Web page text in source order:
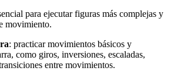
para ejecutar figuras más complejas y
movimiento.
: practicar movimientos básicos y
como giros, inversiones, escaladas,
entre movimientos.